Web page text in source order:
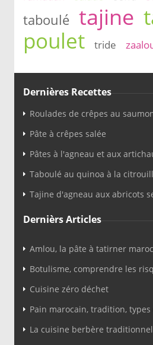
taboulé tajine
poulet
tride
Dernières Recettes
Roulades de crêpes au
Pâte à crêpes salée
Pâtes à l'agneau et aux
Taboulé au quinoa à la
Tajine d'agneau aux abricots
Dernièrs Articles
Amlou, la pâte à tatirner
Botulisme, comprendre les
Cuisine zéro déchet
Pain marocain, tradition,
La cuisine berbère